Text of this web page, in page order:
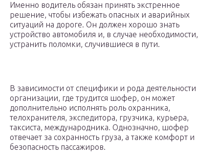
Именно водитель обязан принять экстренное
решение, чтобы избежать опасных и аварийных
ситуаций на дороге. Он должен хорошо знать
устройство автомобиля и, в случае необходимости,
устранить поломки, случившиеся в пути.
В зависимости от специфики и рода деятельности
организации, где трудится шофер, он может
дополнительно исполнять роль охранника,
телохранителя, экспедитора, грузчика, курьера,
таксиста, международника. Однозначно, шофер
отвечает за сохранность груза, а также комфорт и
безопасность пассажиров.